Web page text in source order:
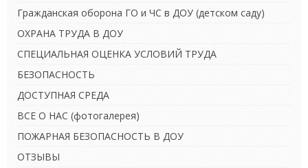
Гражданская оборона ГО и ЧС в ДОУ (детском саду)
ОХРАНА ТРУДА В ДОУ
СПЕЦИАЛЬНАЯ ОЦЕНКА УСЛОВИЙ ТРУДА
БЕЗОПАСНОСТЬ
ДОСТУПНАЯ СРЕДА
ВСЕ О НАС (фотогалерея)
ПОЖАРНАЯ БЕЗОПАСНОСТЬ В ДОУ
ОТЗЫВЫ